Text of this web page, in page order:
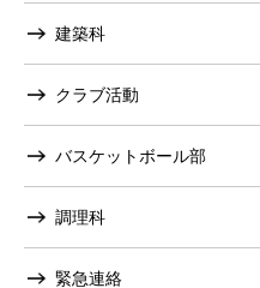
建築科
クラブ活動
バスケットボール部
調理科
緊急連絡